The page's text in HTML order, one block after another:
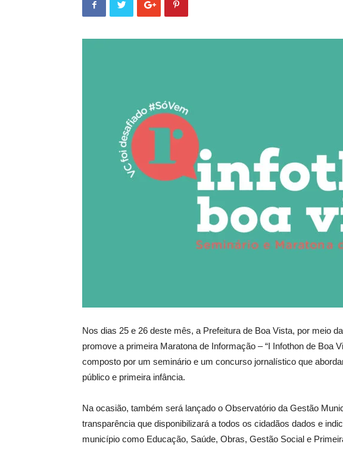
Nos dias 25 e 26 deste mês, a Prefeitura de Boa Vista, por meio
promove a primeira Maratona de Informação – “I Infothon de Boa
composto por um seminário e um concurso jornalístico que
público e primeira infância.
Na ocasião, também será lançado o Observatório da Gestão
transparência que disponibilizará a todos os cidadãos dados e
município como Educação, Saúde, Obras, Gestão Social e